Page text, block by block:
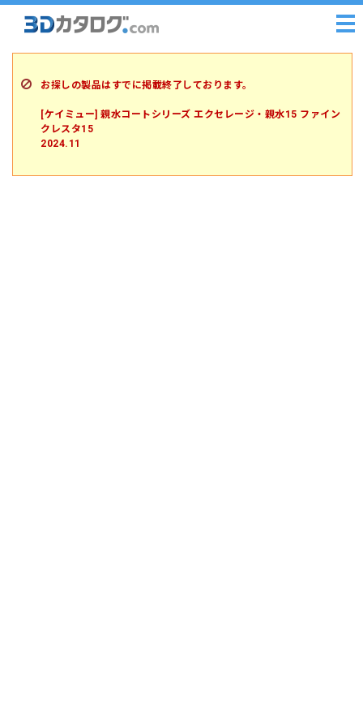
お探しの製品はすでに掲載終了しております。
[ケイミュー] 親水コートシリーズ エクセレージ・親水15 ファイン
クレスタ15
2024.11